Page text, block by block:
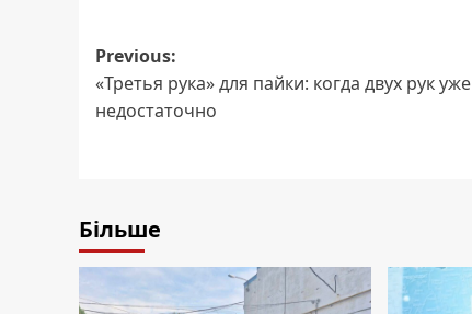
Post
navigation
Previous:
«Третья рука» для пайки: когда двух рук уже
недостаточно
Більше